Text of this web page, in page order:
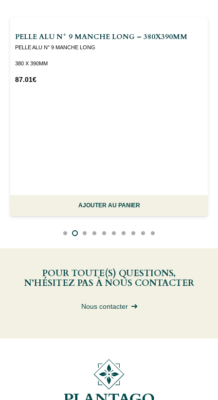
PELLE ALU N° 9 MANCHE LONG – 380X390MM
PELLE ALU N° 9 MANCHE LONG
380 X 390MM
87.01€
AJOUTER AU PANIER
POUR TOUTE(S) QUESTIONS,
N’HÉSITEZ PAS À NOUS CONTACTER
Nous contacter